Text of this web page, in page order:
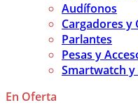
Audífonos
Cargadores y
Parlantes
Pesas y
Smartwatch
En Oferta